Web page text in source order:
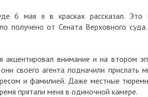
6 мая я в красках рассказал. Это
получено от Сената Верховного
внимание и на втором
своего агента подначили прислать
и фамилией. Даже местные
прятали меня в одиночной камере.